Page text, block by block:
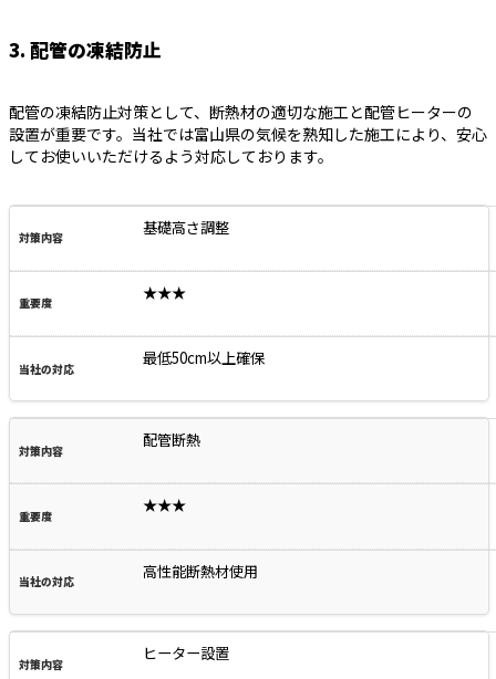
3. 配管の凍結防止
配管の凍結防止対策として、断熱材の適切な施工と配管ヒーターの
設置が重要です。当社では富山県の気候を熟知した施工により、安心
してお使いいただけるよう対応しております。
基礎高さ調整
★★★
最低50cm以上確保
配管断熱
★★★
高性能断熱材使用
ヒーター設置